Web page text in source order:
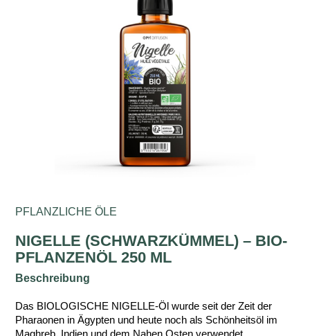
PFLANZLICHE ÖLE
NIGELLE (SCHWARZKÜMMEL) – BIO-
PFLANZENÖL 250 ML
Beschreibung
Das BIOLOGISCHE NIGELLE-Öl wurde seit der Zeit der
Pharaonen in Ägypten und heute noch als Schönheitsöl im